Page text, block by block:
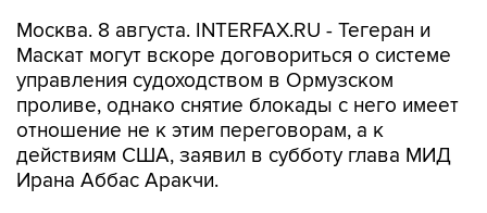
Москва. 8 августа. INTERFAX.RU - Тегеран и
Маскат могут вскоре договориться о системе
управления судоходством в Ормузском
проливе, однако снятие блокады с него имеет
отношение не к этим переговорам, а к
действиям США, заявил в субботу глава МИД
Ирана Аббас Аракчи.